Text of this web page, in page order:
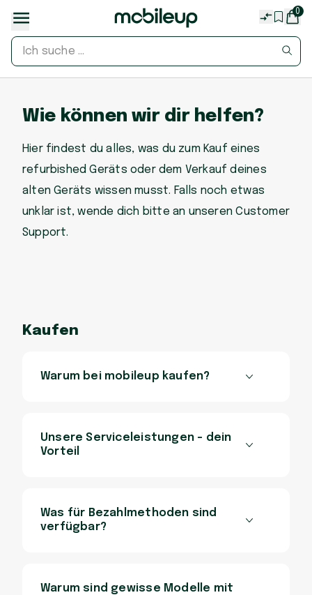
0
Wie können wir dir helfen?
Hier findest du alles, was du zum Kauf eines
refurbished Geräts oder dem Verkauf deines
alten Geräts wissen musst. Falls noch etwas
unklar ist, wende dich bitte an unseren Customer
Support.
Kaufen
Warum bei mobileup kaufen?
Unsere Serviceleistungen - dein
Vorteil
Was für Bezahlmethoden sind
verfügbar?
Warum sind gewisse Modelle mit